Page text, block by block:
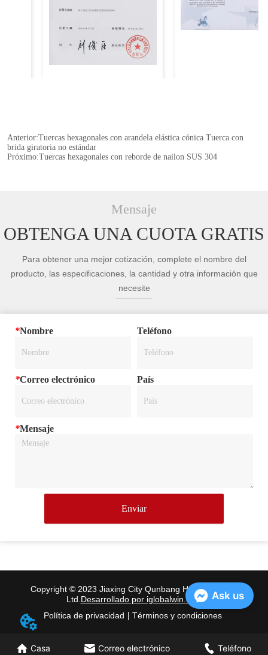
Anterior:Tuercas hexagonales con arandela elástica cónica Tuerca con
brida giratoria no estándar
Próximo:Tuercas hexagonales con reborde de nailon SUS 304
Mensaje
OBTENGA UNA CUOTA GRATIS
Para obtener una mejor cotización, complete el nombre del
producto, las especificaciones, la cantidad y otra información que
necesite
*Nombre Teléfono
*Correo electrónico País
*Mensaje
Enviar
Casa Correo electrónico Teléfono
Copyright © 2023 Jiaxing City Qunbang Hardware Co.,
Ltd. Desarrollado por iglobalwin.com
Política de privacidad
Términos y condiciones
Ask us